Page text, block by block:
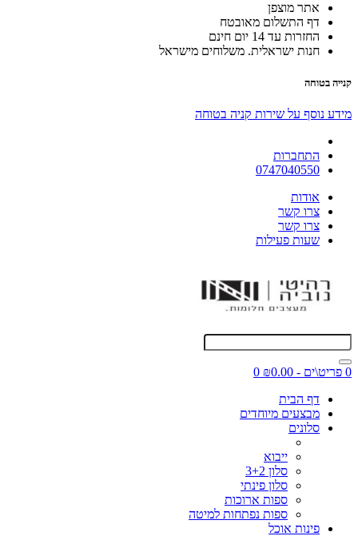
אתר מוצפן
דף התשלום מאובטח
החזרות עד 14 יום חינם
חנות ישראלית. משלוחים מישראל
קנייה בטוחה
מידע נוסף על שירות קניה בטוחה
התחברות
0747040550
אודות
צרו קשר
צרו קשר
שעות פעילות
0 פריט\ים - ₪0.00
0
דף הבית
מבצעים מיוחדים
סלונים
ייבוא
סלון 3+2
סלון פינתי
ספות ארוכות
ספות נפתחות למיטה
פינות אוכל